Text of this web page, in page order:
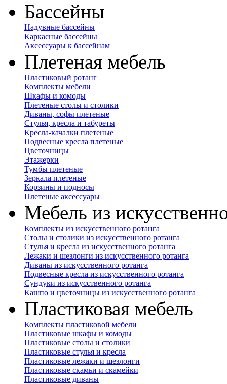
Бассейны
Надувные бассейны
Каркасные бассейны
Аксессуары к бассейнам
Плетеная мебель
Пластиковый ротанг
Комплекты мебели
Шкафы и комоды
Плетеные столы и столики
Диваны, софы плетеные
Стулья, кресла и табуреты
Кресла-качалки плетеные
Подвесные кресла плетеные
Цветочницы
Этажерки
Тумбы плетеные
Зеркала плетеные
Корзины и подносы
Плетеные аксессуары
Мебель из
Комплекты из искусственного ротанга
Столы и столики из искусственного ротанга
Стулья и кресла из искусственного ротанга
Лежаки и шезлонги из искусственного ротанга
Диваны из искусственного ротанга
Подвесные кресла из искусственного ротанга
Сундуки из искусственного ротанга
Кашпо и цветочницы из искусственного ротанга
Пластиковая мебель
Комплекты пластиковой мебели
Пластиковые шкафы и комоды
Пластиковые столы и столики
Пластиковые стулья и кресла
Пластиковые лежаки и шезлонги
Пластиковые скамьи и скамейки
Пластиковые диваны